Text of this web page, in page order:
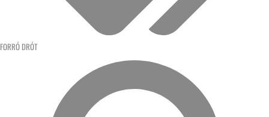
FORRÓ DRÓT